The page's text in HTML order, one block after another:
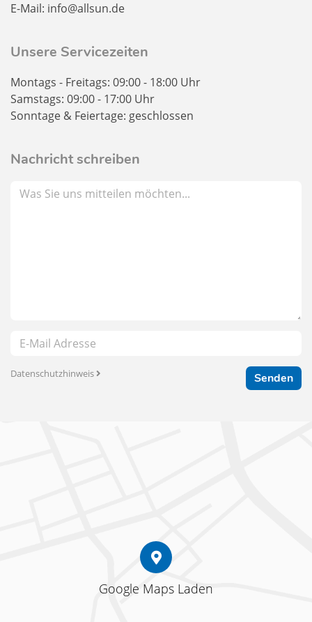
E-Mail: info@allsun.de
Unsere Servicezeiten
Montags - Freitags: 09:00 - 18:00 Uhr
Samstags: 09:00 - 17:00 Uhr
Sonntage & Feiertage: geschlossen
Nachricht schreiben
Datenschutzhinweis Senden
Google Maps Laden